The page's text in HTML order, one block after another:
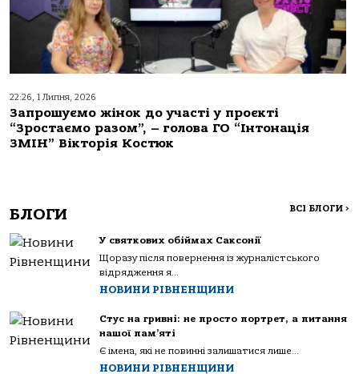
22:26, 1 Липня, 2026
Запрошуємо жінок до участі у проєкті
“Зростаємо разом”, – голова ГО “Інтонація
ЗМІН” Вікторія Костюк
БЛОГИ ВСІ БЛОГИ >
У святкових обіймах Саксонії
Щоразу після повернення із журналістського
відрядження я...
НОВИНИ РІВНЕНЩИНИ
Стус на гривні: не просто портрет, а питання
нашої пам’яті
Є імена, які не повинні залишатися лише...
НОВИНИ РІВНЕНЩИНИ